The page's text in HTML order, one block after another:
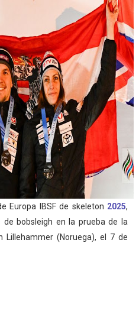
(Hong Kong) - La
monarca
League 2026 - Las Utah
2026 (Oklahoma City,
2026 - Tadej Pogacar
- Lando Norris consigue
de saltos 2026 (París,
Europa IBSF de skeleton 2025,
bobsleigh en la prueba de la
Lillehammer (Noruega), el 7 de